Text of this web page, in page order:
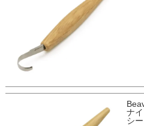
ナ
シ